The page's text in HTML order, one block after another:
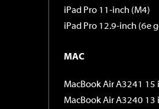
iPad Pro 11-inch (M4)
iPad Pro 12.9-inch (6e
MAC
MacBook Air A3241 15
MacBook Air A3240 13